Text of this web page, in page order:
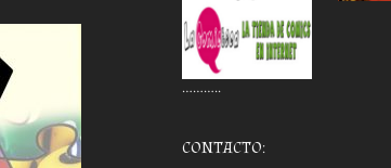
………..
CONTACTO: